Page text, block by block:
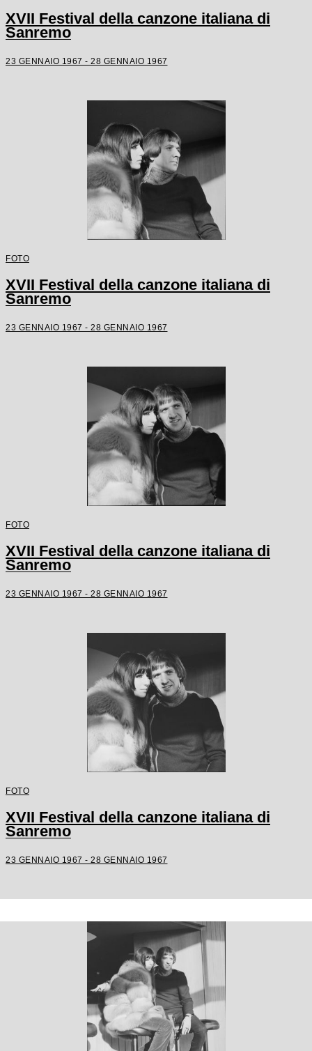
XVII Festival della canzone italiana di
Sanremo
23 GENNAIO 1967 - 28 GENNAIO 1967
FOTO
XVII Festival della canzone italiana di
Sanremo
23 GENNAIO 1967 - 28 GENNAIO 1967
FOTO
XVII Festival della canzone italiana di
Sanremo
23 GENNAIO 1967 - 28 GENNAIO 1967
FOTO
XVII Festival della canzone italiana di
Sanremo
23 GENNAIO 1967 - 28 GENNAIO 1967